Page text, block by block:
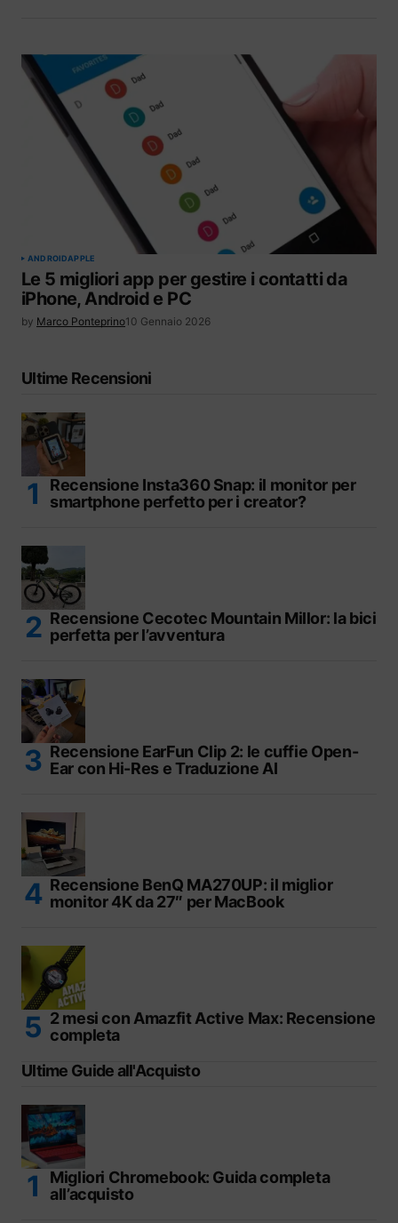
ANDROIDAPPLE
Le 5 migliori app per gestire i contatti da
iPhone, Android e PC
by Marco Ponteprino10 Gennaio 2026
Ultime Recensioni
Recensione Insta360 Snap: il monitor per
smartphone perfetto per i creator?
Recensione Cecotec Mountain Millor: la bici
perfetta per l’avventura
Recensione EarFun Clip 2: le cuffie Open-
Ear con Hi-Res e Traduzione AI
Recensione BenQ MA270UP: il miglior
monitor 4K da 27″ per MacBook
2 mesi con Amazfit Active Max: Recensione
completa
Ultime Guide all'Acquisto
Migliori Chromebook: Guida completa
all’acquisto